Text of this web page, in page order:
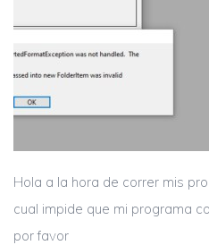
Hola a la hora de correr mis
cual impide que mi programa
por favor